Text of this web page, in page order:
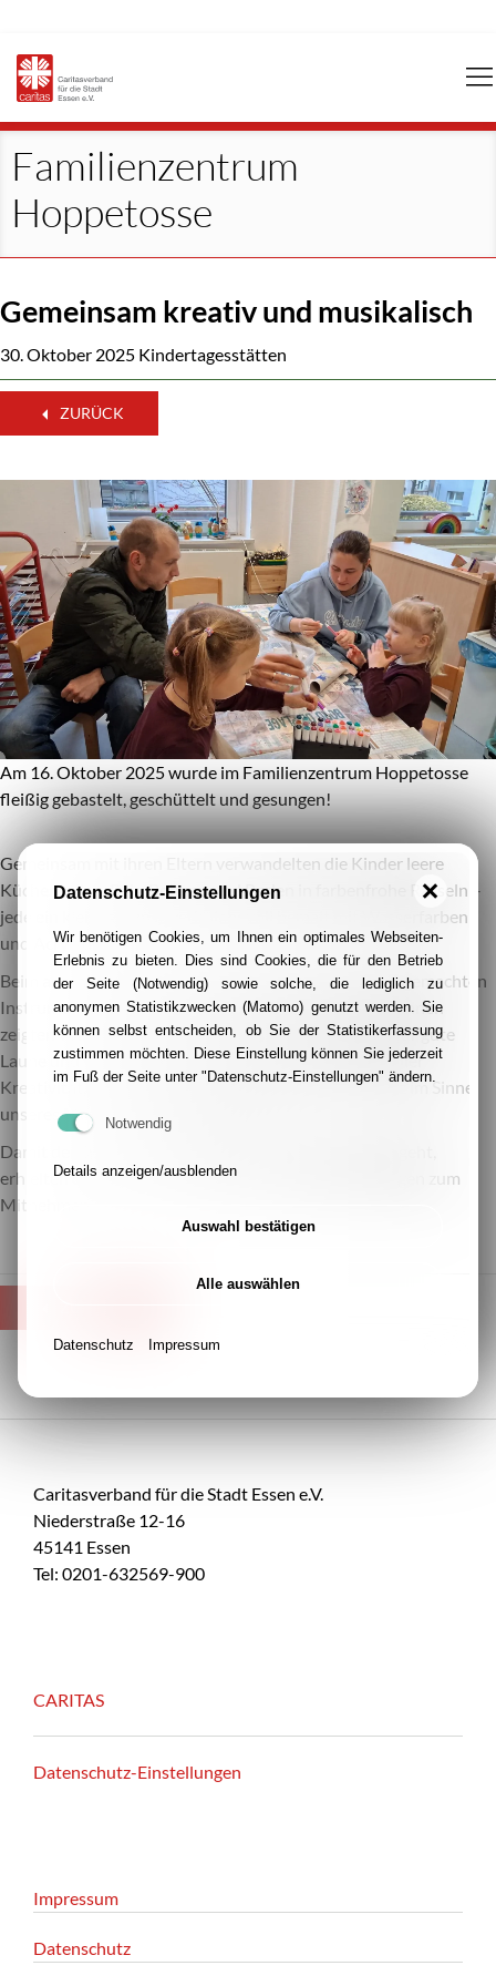
Familienzentrum
Hoppetosse
Gemeinsam kreativ und musikalisch
30. Oktober 2025 Kindertagesstätten
ZURÜCK
Am 16. Oktober 2025 wurde im Familienzentrum Hoppetosse
fleißig gebastelt, geschüttelt und gesungen!
Gemeinsam mit ihren Eltern verwandelten die Kinder leere
Küchenrollen, Reis, Bohnen und Perlen in farbenfrohe Rasseln –
jede ein kleines Kunstwerk, liebevoll bemalt mit Wasserfarben
und Acrylstiften.
Beim anschließenden Rasselkonzert kamen die selbstgemachten
Instrumente direkt zum Einsatz. Die kleinen Musiker:innen
zeigten voller Stolz, was in ihnen steckt, und sorgten für gute
Laune und viel Applaus. Ein fröhlicher Nachmittag voller
Kreativität, Musik und gemeinsamer Momente – ganz im Sinne
unseres Mottos: Gemeinsam stark!
Damit der Spaß am Musizieren auch zu Hause weitergeht,
erhielten die Eltern die Liedtexte und Rhythmikübungen zum
Mitnehmen.
Caritasverband für die Stadt Essen e.V.
Niederstraße 12-16
45141 Essen
Tel: 0201-632569-900
CARITAS
Datenschutz-Einstellungen
Impressum
Datenschutz
Datenschutz-Einstellungen
Wir benötigen Cookies, um Ihnen ein optimales Webseiten-
Erlebnis zu bieten. Dies sind Cookies, die für den Betrieb
der Seite (Notwendig) sowie solche, die lediglich zu
anonymen Statistikzwecken (Matomo) genutzt werden. Sie
können selbst entscheiden, ob Sie der Statistikerfassung
zustimmen möchten. Diese Einstellung können Sie jederzeit
im Fuß der Seite unter "Datenschutz-Einstellungen" ändern.
Notwendig
Details anzeigen/ausblenden
Auswahl bestätigen
Alle auswählen
Datenschutz Impressum